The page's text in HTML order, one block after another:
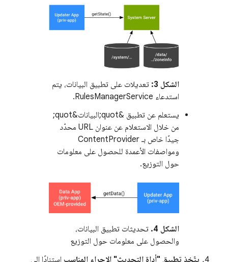
الشكل 3:
تعديلات على تطبيق البيانات، يتم
استدعاء RulesManagerService.
يستعلم عن تطبيق &quot;البيانات&quot;
من خلال الاستعلام عن عنوان URL محدّد
جيدًا خاص بـ ContentProvider
ومواصفات الأعمدة للحصول على معلومات
حول التوزيع.
الشكل 4.
تحديثات تطبيق البيانات،
والحصول على معلومات حول التوزيع
يتّخذ تطبيق "أداة التحديث" الإجراء المناسب استنادًا إلى